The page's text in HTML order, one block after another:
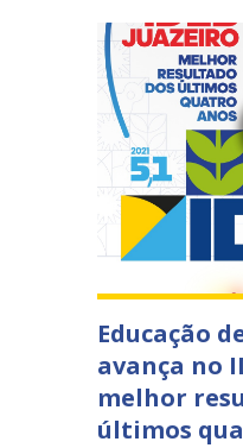
Educação
avança no
melhor
últimos